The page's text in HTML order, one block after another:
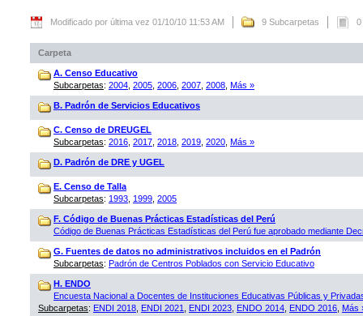
Modificado por última vez 01/10/10 11:53 AM 9 Subcarpetas 0
Carpeta
A. Censo Educativo
Subcarpetas: 2004 2005 2006 2007 2008 Más »
B. Padrón de Servicios Educativos
C. Censo de DREUGEL
Subcarpetas: 2016 2017 2018 2019 2020 Más »
D. Padrón de DRE y UGEL
E. Censo de Talla
Subcarpetas: 1993 1999 2005
F. Código de Buenas Prácticas Estadísticas del Perú
Código de Buenas Prácticas Estadísticas del Perú fue aprobado mediante
G. Fuentes de datos no administrativos incluidos en el Padrón
Subcarpetas: Padrón de Centros Poblados con Servicio Educativo
H. ENDO
Encuesta Nacional a Docentes de Instituciones Educativas Públicas y
Subcarpetas: ENDI 2018 ENDI 2021 ENDI 2023 ENDO 2014 ENDO 2016 Más